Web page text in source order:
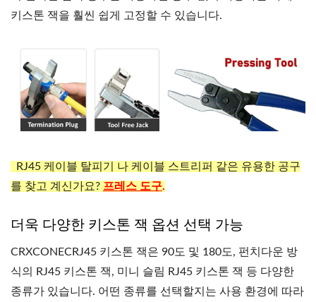
키스톤 잭을 훨씬 쉽게 고정할 수 있습니다.
RJ45 케이블 탈피기 나 케이블 스트리퍼 같은 유용한 공구
를 찾고 계신가요? 프레스 도구.
더욱 다양한 키스톤 잭 옵션 선택 가능
CRXCONECRJ45 키스톤 잭은 90도 및 180도, 펀치다운 방
식의 RJ45 키스톤 잭, 미니 슬림 RJ45 키스톤 잭 등 다양한
종류가 있습니다. 어떤 종류를 선택할지는 사용 환경에 따라